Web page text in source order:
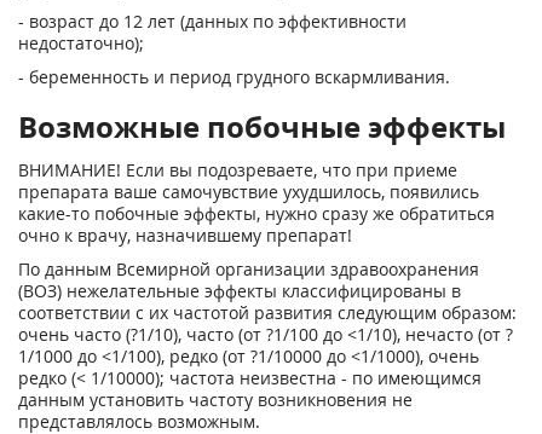
- возраст до 12 лет (данных по эффективности
недостаточно);
- беременность и период грудного вскармливания.
Возможные побочные эффекты
ВНИМАНИЕ! Если вы подозреваете, что при приеме
препарата ваше самочувствие ухудшилось, появились
какие-то побочные эффекты, нужно сразу же обратиться
очно к врачу, назначившему препарат!
По данным Всемирной организации здравоохранения
(ВОЗ) нежелательные эффекты классифицированы в
соответствии с их частотой развития следующим образом:
очень часто (?1/10), часто (от ?1/100 до <1/10), нечасто (от ?
1/1000 до <1/100), редко (от ?1/10000 до <1/1000), очень
редко (< 1/10000); частота неизвестна - по имеющимся
данным установить частоту возникновения не
представлялось возможным.